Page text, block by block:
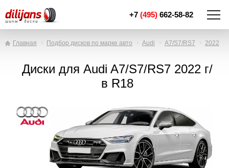
+7 (495) 662-58-82
Главная Подбор дисков по марке авто Audi A7/S7/RS7 2022
Диски для Audi A7/S7/RS7 2022 г/
в R18